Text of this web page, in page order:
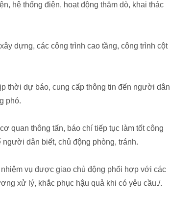
hệ thống điện, hoạt động thăm dò, khai thác
dựng, các công trình cao tầng, công trình cột
thời dự báo, cung cấp thông tin đến người dân
phó.
quan thông tấn, báo chí tiếp tục làm tốt công
dân biết, chủ động phòng, tránh.
vụ được giao chủ động phối hợp với các
xử lý, khắc phục hậu quả khi có yêu cầu./.